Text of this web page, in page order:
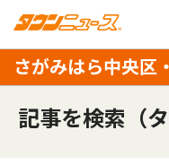
さがみはら中央区
記事を検索（